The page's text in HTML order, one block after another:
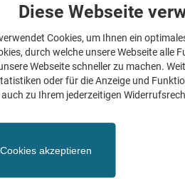
Diese Webseite
Cookies, um Ihnen ein
durch welche unsere Webseite alle
Webseite schneller zu machen.
oder für die Anzeige und
zu Ihrem jederzeitigen
akzeptieren